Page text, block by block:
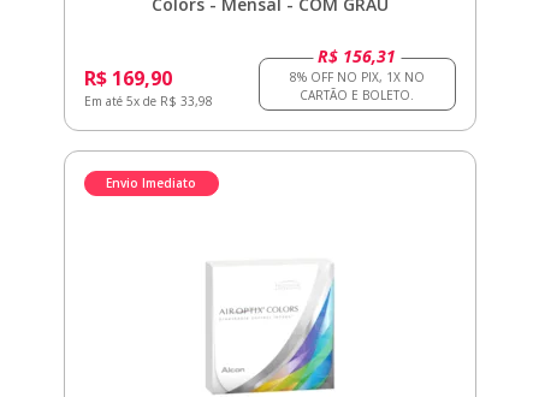
R$ 169,90
Em até 5x de R$ 33,98
R$ 156,31
Envio Imediato